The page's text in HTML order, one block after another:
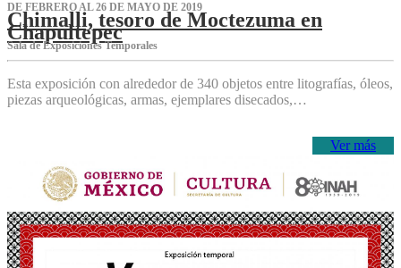
DE FEBRERO AL 26 DE MAYO DE 2019
Chimalli, tesoro de Moctezuma en
Chapultepec
Sala de Exposiciones Temporales
Esta exposición con alrededor de 340 objetos entre litografías, óleos,
piezas arqueológicas, armas, ejemplares disecados,…
Ver más